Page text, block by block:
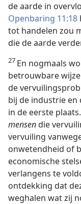
de aarde in
Openbaring 11:18
tot handelen zou
die de aarde
27 En nogmaals
betrouwbare
de
bij de industrie en
in de eerste
mensendie
vervuiling
onwetendheid of
economische
verlangens te
ontdekking dat
weghalen wat zij